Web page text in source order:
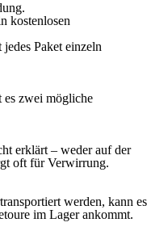
kostenlosen
Paket einzeln
es zwei mögliche
erklärt – weder auf der
oft für Verwirrung.
werden, kann es
im Lager ankommt.